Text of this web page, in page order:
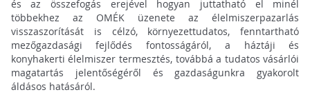
és az összefogás erejével hogyan juttatható el minél
többekhez az OMÉK üzenete az élelmiszerpazarlás
visszaszorítását is célzó, környezettudatos, fenntartható
mezőgazdasági fejlődés fontosságáról, a háztáji és
konyhakerti élelmiszer termesztés, továbbá a tudatos vásárlói
magatartás jelentőségéről és gazdaságunkra gyakorolt
áldásos hatásáról.